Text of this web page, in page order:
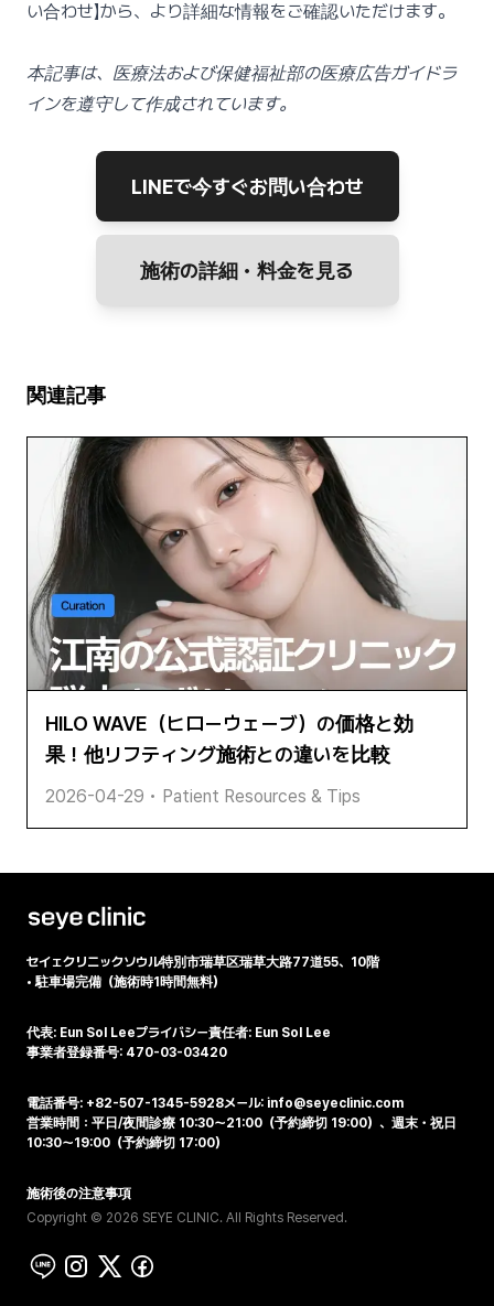
い合わせ】から、より詳細な情報をご確認いただけます。
本記事は、医療法および保健福祉部の医療広告ガイドラ
インを遵守して作成されています。
LINEで今すぐお問い合わせ
施術の詳細・料金を見る
関連記事
HILO WAVE（ヒローウェーブ）の価格と効
果！他リフティング施術との違いを比較
2026-04-29 • Patient Resources & Tips
セイェクリニックソウル特別市瑞草区瑞草大路77道55、10階
•駐車場完備（施術時1時間無料）
代表: Eun Sol Leeプライバシー責任者: Eun Sol Lee
事業者登録番号: 470-03-03420
電話番号: +82-507-1345-5928メール: info@seyeclinic.com
営業時間：平日/夜間診療 10:30～21:00（予約締切 19:00）、週末・祝日
10:30～19:00（予約締切 17:00）
施術後の注意事項
Copyright © 2026 SEYE CLINIC. All Rights Reserved.